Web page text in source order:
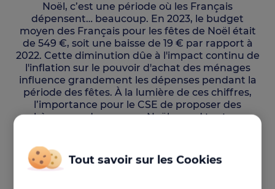
Noël, c’est une période où les Français
dépensent… beaucoup. En 2023, le budget
moyen des Français pour les fêtes de Noël était
de 549 €, soit une baisse de 19 € par rapport à
2022. Cette diminution dûe à l'impact continu de
l'inflation sur le pouvoir d'achat des ménages
influence grandement les dépenses pendant la
période des fêtes. À la lumière de ces chiffres,
l’importance pour le CSE de proposer des
chèques-cadeaux pour Noël prend tout son
Tout savoir sur les Cookies